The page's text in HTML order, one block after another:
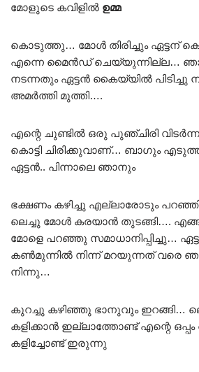
മോളുടെ കവിളിൽ ഉമ്മ
കൊടുത്തു… മോൾ തിരിച്ചും ഏട്ടന്
എന്നെ മൈൻഡ് ചെയ്യുന്നില്ല…
നടന്നതും ഏട്ടൻ കൈയ്യിൽ പിടിച്ചു
അമർത്തി മുത്തി….
എന്റെ ചുണ്ടിൽ ഒരു പുഞ്ചിരി
കൊട്ടി ചിരിക്കുവാണ്… ബാഗും
ഏട്ടൻ.. പിന്നാലെ ഞാനും
ഭക്ഷണം കഴിച്ചു എല്ലാരോടും
ലെച്ചു മോൾ കരയാൻ തുടങ്ങി….
മോളെ പറഞ്ഞു സമാധാനിപ്പിച്ചു…
കൺമുന്നിൽ നിന്ന് മറയുന്നത് വരെ
നിന്നു…
കുറച്ചു കഴിഞ്ഞു ഭാനുവും ഇറങ്ങി…
കളിക്കാൻ ഇല്ലാത്തോണ്ട് എന്റെ
കളിച്ചോണ്ട് ഇരുന്നു